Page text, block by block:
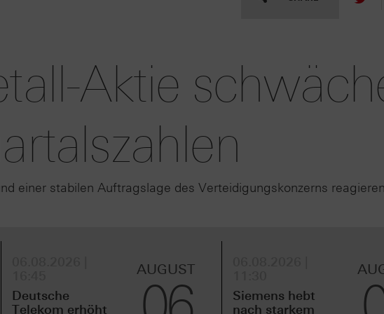
Aktie
einer stabilen Auftragslage des Verteidigungskonzerns
Deutsche
Telekom erhöht
AUGUST
Siemens hebt
nach starkem